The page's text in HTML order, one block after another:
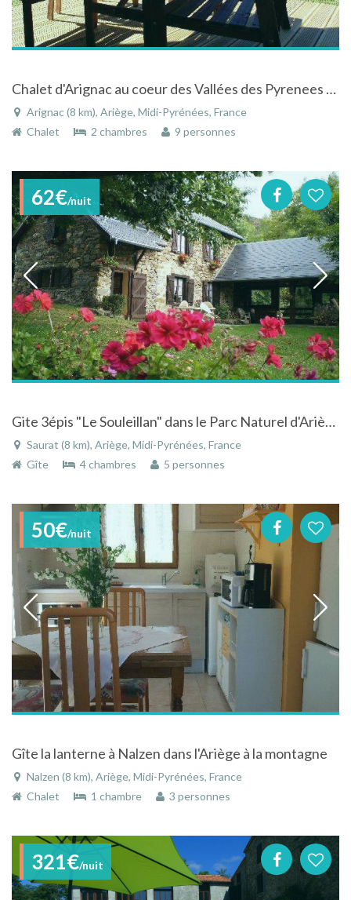
Chalet d'Arignac au coeur des Vallées des Pyrenees Ariegeoises
Arignac (8 km), Ariège, Midi-Pyrénées, France
Chalet
2 chambres 9 personnes
62€/nuit
Gite 3épis "Le Souleillan" dans le Parc Naturel d'Ariège, vue panoramique., balade au départ du gite.
Saurat (8 km), Ariège, Midi-Pyrénées, France
Gîte
4 chambres 5 personnes
50€/nuit
Gîte la lanterne à Nalzen dans l'Ariège à la montagne
Nalzen (8 km), Ariège, Midi-Pyrénées, France
Chalet
1 chambre 3 personnes
321€/nuit